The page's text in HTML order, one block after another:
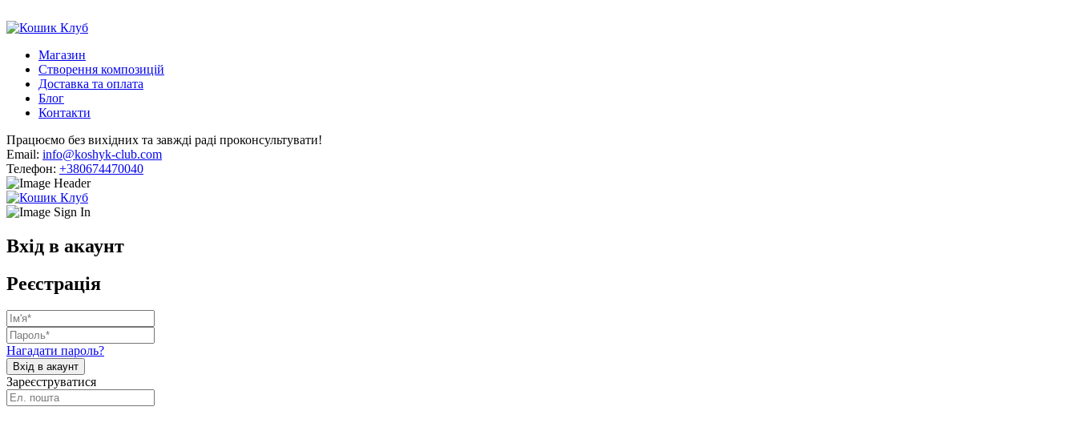
Магазин
Створення композицій
Доставка та оплата
Блог
Контакти
Працюємо без вихідних та завжді раді проконсультувати!
Email: info@koshyk-club.com
Телефон: +380674470040
Вхід в акаунт
Реєстрація
Нагадати пароль?
Зареєструватися